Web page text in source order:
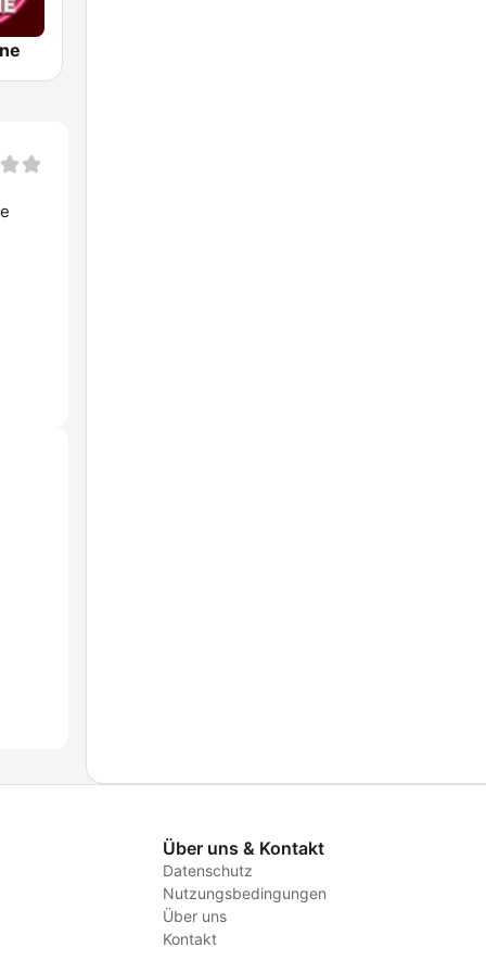
Über uns & Kontakt
Datenschutz
Nutzungsbedingungen
Über uns
Kontakt